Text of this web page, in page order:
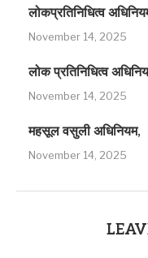
लोकप्रतिनिधित्व
November 14, 2025
लोक प्रतिनिधित्व
November 14, 2025
महसूल वसुली अधिनियम,
November 14, 2025